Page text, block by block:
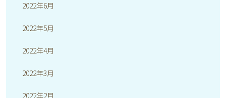
2022年6月
2022年5月
2022年4月
2022年3月
2022年2月